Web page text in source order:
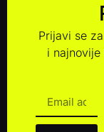
Prijavi se
i